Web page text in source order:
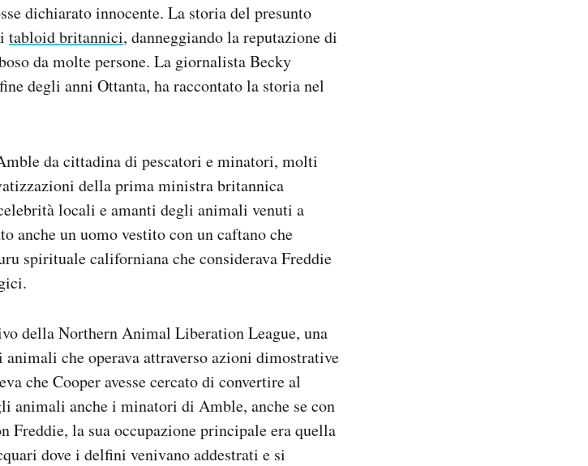
dichiarato innocente. La storia del presunto
tabloid britannici, danneggiando la reputazione di
da molte persone. La giornalista Becky
degli anni Ottanta, ha raccontato la storia nel
da cittadina di pescatori e minatori, molti
della prima ministra britannica
locali e amanti degli animali venuti a
anche un uomo vestito con un caftano che
spirituale californiana che considerava Freddie
della Northern Animal Liberation League, una
che operava attraverso azioni dimostrative
che Cooper avesse cercato di convertire al
animali anche i minatori di Amble, anche se con
Freddie, la sua occupazione principale era quella
dove i delfini venivano addestrati e si